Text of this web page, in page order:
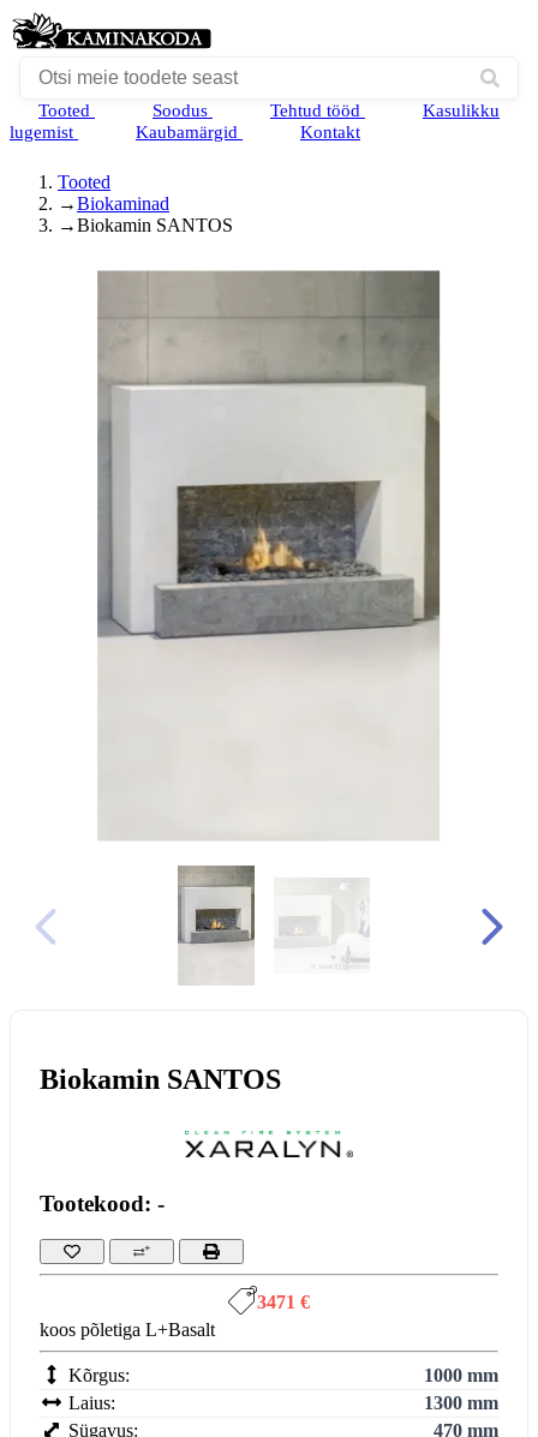
Tooted Soodus Tehtud tööd
Kasulikku
lugemist
Kaubamärgid Kontakt
Tooted
→Biokaminad
→Biokamin SANTOS
Biokamin SANTOS
Tootekood: -
3471 €
koos põletiga L+Basalt
Kõrgus:
1000 mm
Laius:
1300 mm
Sügavus:
470 mm